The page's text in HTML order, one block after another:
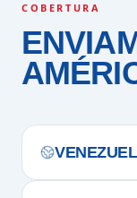
COBERTURA